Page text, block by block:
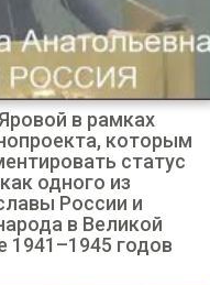
в рамках
которым
статус
одного из
России и
в Великой
1941–1945 годов